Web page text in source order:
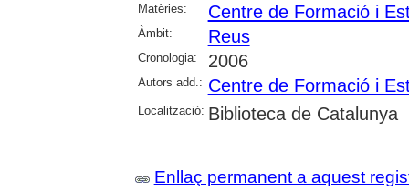
Matèries:
Centre de Formació i
Àmbit: Reus
Cronologia: 2006
Autors add.: Centre de Formació i
Localització: Biblioteca de Catalunya
Enllaç permanent a aquest